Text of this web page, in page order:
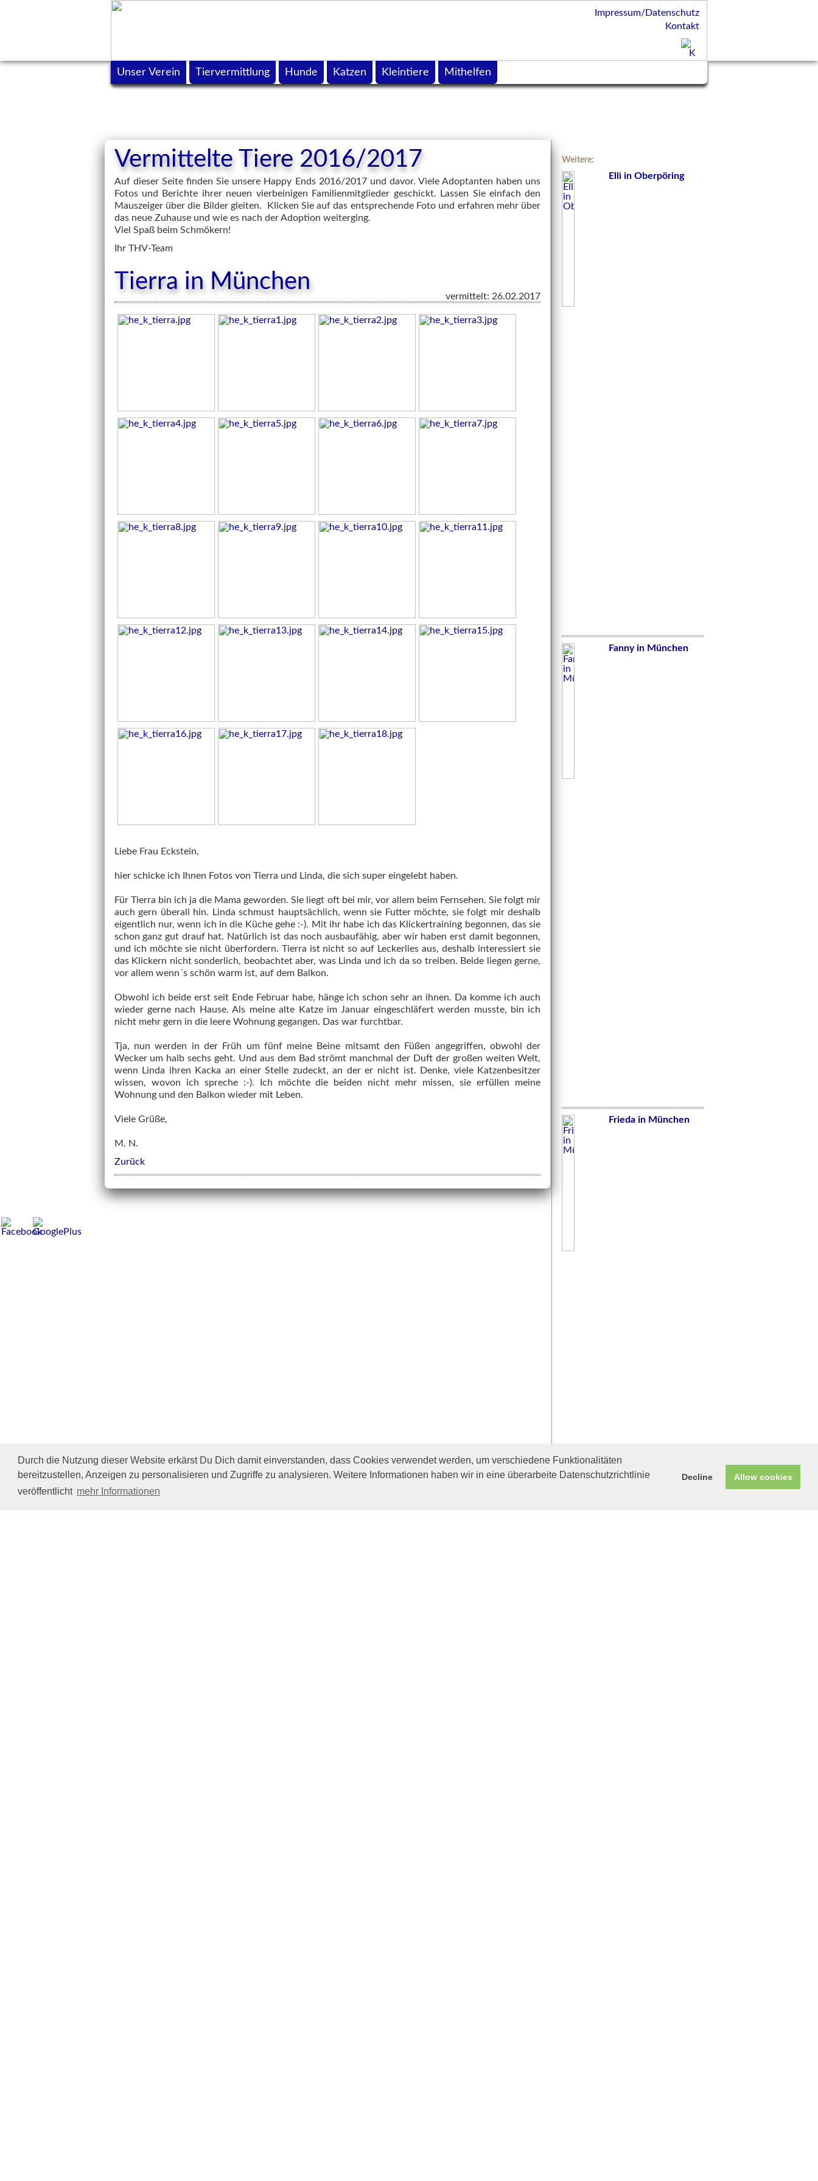
Durch die Nutzung dieser Website erkärst Du Dich damit einverstanden, dass Cookies verwendet werden, um verschiedene Funktionalitäten
bereitzustellen, Anzeigen zu personalisieren und Zugriffe zu analysieren. Weitere Informationen haben wir in eine überarbeite Datenschutzrichtlinie
veröffentlicht mehr Informationen
Decline Allow cookies
Weitere:
Elli in Oberpöring
Fanny in München
Frieda in München
Vermittelte Tiere 2016/2017
Auf dieser Seite finden Sie unsere Happy Ends 2016/2017 und davor. Viele Adoptanten haben uns
Fotos und Berichte ihrer neuen vierbeinigen Familienmitglieder geschickt. Lassen Sie einfach den
Mauszeiger über die Bilder gleiten. Klicken Sie auf das entsprechende Foto und erfahren mehr über
das neue Zuhause und wie es nach der Adoption weiterging.
Viel Spaß beim Schmökern!
Ihr THV-Team
Tierra in München
vermittelt: 26.02.2017
Liebe Frau Eckstein,
hier schicke ich Ihnen Fotos von Tierra und Linda, die sich super eingelebt haben.
Für Tierra bin ich ja die Mama geworden. Sie liegt oft bei mir, vor allem beim Fernsehen. Sie folgt mir
auch gern überall hin. Linda schmust hauptsächlich, wenn sie Futter möchte, sie folgt mir deshalb
eigentlich nur, wenn ich in die Küche gehe :-). Mit ihr habe ich das Klickertraining begonnen, das sie
schon ganz gut drauf hat. Natürlich ist das noch ausbaufähig, aber wir haben erst damit begonnen,
und ich möchte sie nicht überfordern. Tierra ist nicht so auf Leckerlies aus, deshalb interessiert sie
das Klickern nicht sonderlich, beobachtet aber, was Linda und ich da so treiben. Beide liegen gerne,
vor allem wenn´s schön warm ist, auf dem Balkon.
Obwohl ich beide erst seit Ende Februar habe, hänge ich schon sehr an ihnen. Da komme ich auch
wieder gerne nach Hause. Als meine alte Katze im Januar eingeschläfert werden musste, bin ich
nicht mehr gern in die leere Wohnung gegangen. Das war furchtbar.
Tja, nun werden in der Früh um fünf meine Beine mitsamt den Füßen angegriffen, obwohl der
Wecker um halb sechs geht. Und aus dem Bad strömt manchmal der Duft der großen weiten Welt,
wenn Linda ihren Kacka an einer Stelle zudeckt, an der er nicht ist. Denke, viele Katzenbesitzer
wissen, wovon ich spreche :-). Ich möchte die beiden nicht mehr missen, sie erfüllen meine
Wohnung und den Balkon wieder mit Leben.
Viele Grüße,
M. N.
Zurück
Impressum/Datenschutz
Kontakt
Helfen Sie mit!
Impressum/DatenschutzTierhilfe Verbindet (c)
Unser Verein Tiervermittlung Hunde Katzen Kleintiere Mithelfen